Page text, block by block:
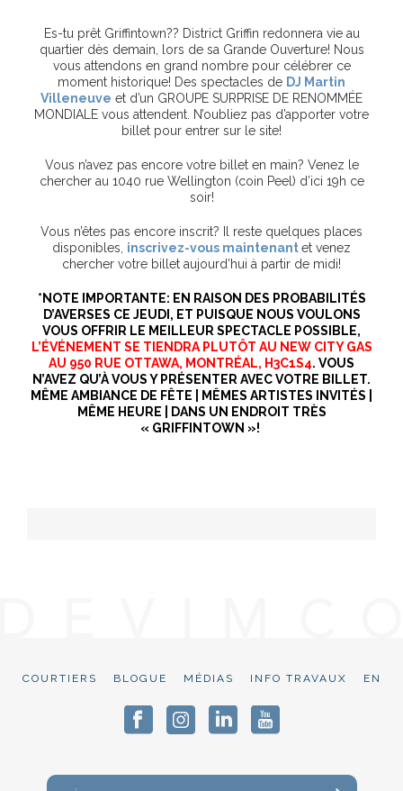
Es-tu prêt Griffintown?? District Griffin redonnera vie au
quartier dès demain, lors de sa Grande Ouverture! Nous
vous attendons en grand nombre pour célébrer ce
moment historique! Des spectacles de DJ Martin
Villeneuve et d’un GROUPE SURPRISE DE RENOMMÉE
MONDIALE vous attendent. N’oubliez pas d’apporter votre
billet pour entrer sur le site!
Vous n’avez pas encore votre billet en main? Venez le
chercher au 1040 rue Wellington (coin Peel) d’ici 19h ce
soir!
Vous n’êtes pas encore inscrit? Il reste quelques places
disponibles, inscrivez-vous maintenantet venez
chercher votre billet aujourd’hui à partir de midi!
*NOTE IMPORTANTE: EN RAISON DES PROBABILITÉS
D’AVERSES CE JEUDI, ET PUISQUE NOUS VOULONS
VOUS OFFRIR LE MEILLEUR SPECTACLE POSSIBLE,
L’ÉVÉNEMENT SE TIENDRA PLUTÔT AU NEW CITY GAS
AU 950 RUE OTTAWA, MONTRÉAL, H3C1S4. VOUS
N’AVEZ QU’À VOUS Y PRÉSENTER AVEC VOTRE BILLET.
MÊME AMBIANCE DE FÊTE | MÊMES ARTISTES INVITÉS |
MÊME HEURE | DANS UN ENDROIT TRÈS
« GRIFFINTOWN »!
COURTIERS BLOGUE MÉDIAS INFO TRAVAUX EN